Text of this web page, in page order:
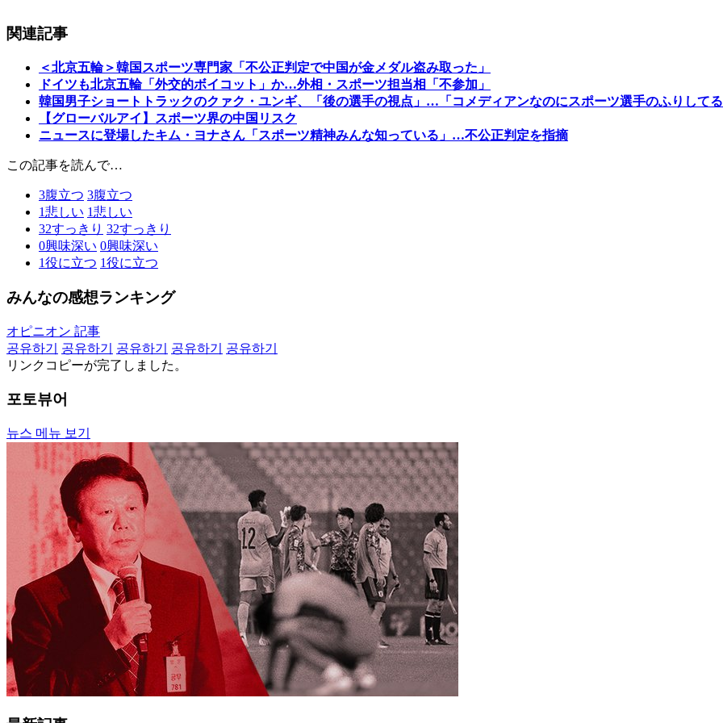
関連記事
＜北京五輪＞韓国スポーツ専門家「不公正判定で中国が金メダル盗み取った」
ドイツも北京五輪「外交的ボイコット」か…外相・スポーツ担当相「不参加」
韓国男子ショートトラックのクァク・ユンギ、「後の選手の視点」…「コメディアンなのにスポーツ選手のふりして
【グローバルアイ】スポーツ界の中国リスク
ニュースに登場したキム・ヨナさん「スポーツ精神みんな知っている」…不公正判定を指摘
この記事を読んで…
3腹立つ 3腹立つ
1悲しい 1悲しい
32すっきり 32すっきり
0興味深い 0興味深い
1役に立つ 1役に立つ
みんなの感想ランキング
オピニオン 記事
공유하기
공유하기 공유하기 공유하기
공유하기
リンクコピーが完了しました。
포토뷰어
뉴스 메뉴 보기